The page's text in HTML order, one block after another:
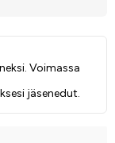
Voimassa
jäsenedut.